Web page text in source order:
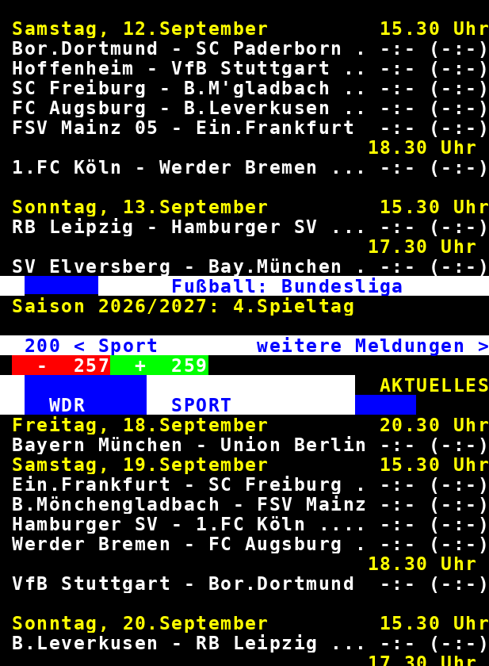
Samstag, 12.September 15.30 Uhr
Bor.Dortmund - SC Paderborn . -:- (-:-)
Hoffenheim - VfB Stuttgart .. -:- (-:-)
SC Freiburg - B.M'gladbach .. -:- (-:-)
FC Augsburg - B.Leverkusen .. -:- (-:-)
FSV Mainz 05 - Ein.Frankfurt -:- (-:-)
18.30 Uhr
1.FC Köln - Werder Bremen ... -:- (-:-)
Sonntag, 13.September 15.30 Uhr
RB Leipzig - Hamburger SV ... -:- (-:-)
17.30 Uhr
SV Elversberg - Bay.München . -:- (-:-)
Fußball: Bundesliga
Saison 2026/2027: 4.Spieltag
200 < Sport weitere Meldungen >
- 257 + 259
AKTUELLES
WDR
SPORT
Freitag, 18.September 20.30 Uhr
Bayern München - Union Berlin -:- (-:-)
Samstag, 19.September 15.30 Uhr
Ein.Frankfurt - SC Freiburg . -:- (-:-)
B.Mönchengladbach - FSV Mainz -:- (-:-)
Hamburger SV - 1.FC Köln .... -:- (-:-)
Werder Bremen - FC Augsburg . -:- (-:-)
18.30 Uhr
VfB Stuttgart - Bor.Dortmund -:- (-:-)
Sonntag, 20.September 15.30 Uhr
B.Leverkusen - RB Leipzig ... -:- (-:-)